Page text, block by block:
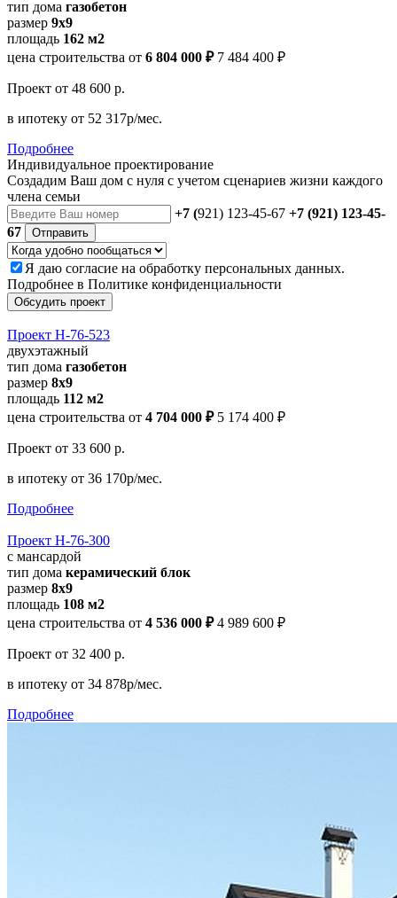
тип дома газобетон
размер 9x9
площадь 162 м2
цена строительства от 6 804 000 ₽ 7 484 400 ₽
Проект от 48 600 р.
в ипотеку от 52 317р/мес.
Подробнее
Индивидуальное проектирование
Создадим Ваш дом с нуля с учетом сценариев жизни каждого
члена семьи
+7 (921) 123-45-67 +7 (921) 123-45-
67
Отправить
Я даю согласие на обработку персональных данных.
Подробнее в Политике конфиденциальности
Обсудить проект
Проект Н-76-523
двухэтажный
тип дома газобетон
размер 8х9
площадь 112 м2
цена строительства от 4 704 000 ₽ 5 174 400 ₽
Проект от 33 600 р.
в ипотеку от 36 170р/мес.
Подробнее
Проект Н-76-300
с мансардой
тип дома керамический блок
размер 8x9
площадь 108 м2
цена строительства от 4 536 000 ₽ 4 989 600 ₽
Проект от 32 400 р.
в ипотеку от 34 878р/мес.
Подробнее